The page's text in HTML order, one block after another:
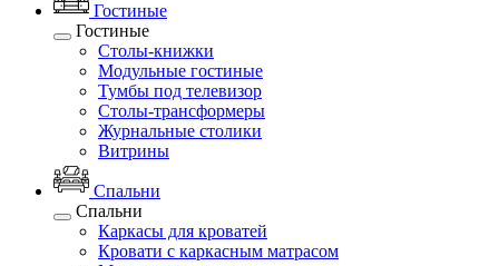
Гостиные
Гостиные
Столы-книжки
Модульные гостиные
Тумбы под телевизор
Столы-трансформеры
Журнальные столики
Витрины
Спальни
Спальни
Каркасы для кроватей
Кровати с каркасным матрасом